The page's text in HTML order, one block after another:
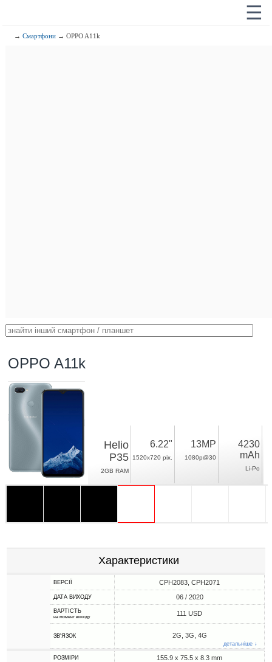
☰
→Смартфони → OPPO A11k
OPPO A11k
Helio
P35
2GB RAM
6.22"
1520x720 pix.
13MP
1080p@30
4230
mAh
Li-Po
Характеристики
ВЕРСІЇ CPH2083, CPH2071
ДАТА ВИХОДУ 06 / 2020
ВАРТІСТЬ
на момент виходу 111 USD
ЗВ'ЯЗОК 2G, 3G, 4G
детальніше ↓
РОЗМІРИ 155.9 x 75.5 x 8.3 mm